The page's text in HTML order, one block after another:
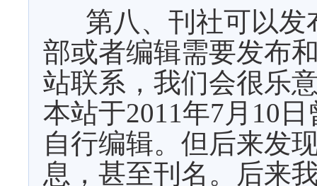
第八、刊社可以
部或者编辑需要发布
站联系，我们会很乐
本站于2011年7月 10 日
自行编辑。但后来发
息，甚至刊名。后来